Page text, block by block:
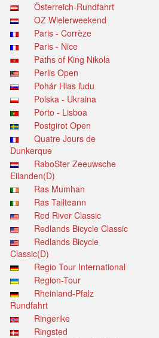
Österreich-Rundfahrt
OZ Wielerweekend
Paris - Corrèze
Paris - Nice
Paths of King Nikola
Perlis Open
Pohár Hlas ľudu
Polska - Ukraina
Porto - Lisboa
Postgirot Open
Quatre Jours de
Dunkerque
RaboSter Zeeuwsche
Eilanden(D)
Ras Mumhan
Ras Tailteann
Red River Classic
Redlands Bicycle Classic
Redlands Bicycle
Classic(D)
Regio Tour International
Region-Tour
Rheinland-Pfalz
Rundfahrt
Ringerike
Ringsted